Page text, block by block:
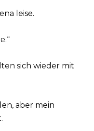
leise.
sich wieder mit
aber mein